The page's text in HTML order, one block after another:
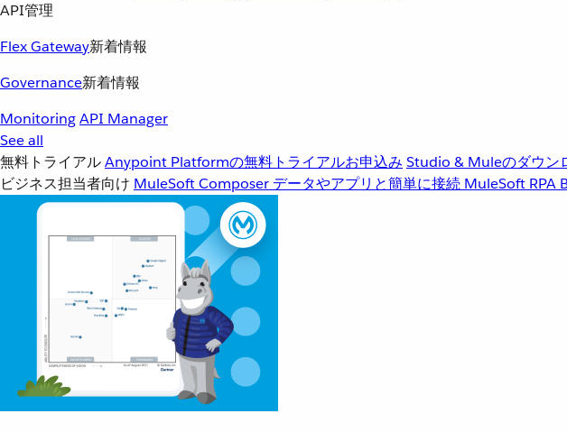
API管理
Flex Gateway新着情報
Governance新着情報
MonitoringAPI Manager
See all
無料トライアルAnypoint Platformの無料トライアルお申込み Studio & Muleのダウン
ビジネス担当者向け MuleSoft Composer データやアプリと簡単に接続 MuleSoft RPA